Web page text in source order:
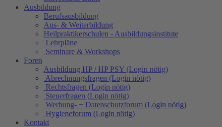
Ausbildung
Berufsausbildung
Aus- & Weiterbildung
Heilpraktikerschulen - Ausbildungsinstitute
Lehrpläne
Seminare & Workshops
Foren
Ausbildung HP / HP PSY (Login nötig)
Abrechnungsfragen (Login nötig)
Rechtsfragen (Login nötig)
Steuerfragen (Login nötig)
Werbung- + Datenschutzforum (Login nötig)
Hygieneforum (Login nötig)
Kontakt